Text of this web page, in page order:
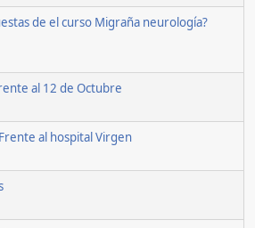
de el curso Migraña neurología?
al 12 de Octubre
al hospital Virgen